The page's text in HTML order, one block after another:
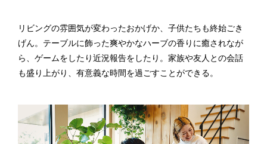
リビングの雰囲気が変わったおかげか、子供たちも終始ごき
げん。テーブルに飾った爽やかなハーブの香りに癒されなが
ら、ゲームをしたり近況報告をしたり。家族や友人との会話
も盛り上がり、有意義な時間を過ごすことができる。